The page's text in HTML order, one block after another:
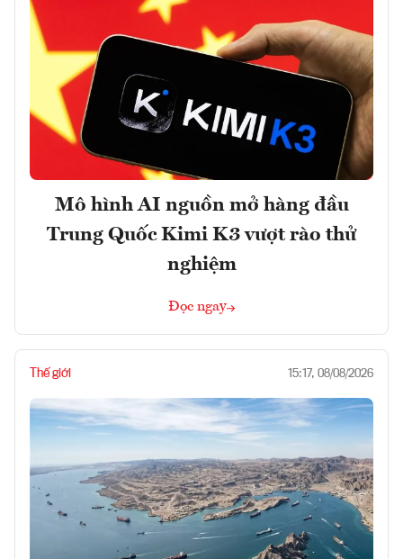
Mô hình AI nguồn mở hàng đầu
Trung Quốc Kimi K3 vượt rào thử
nghiệm
Đọc ngay
Thế giới 15:17, 08/08/2026